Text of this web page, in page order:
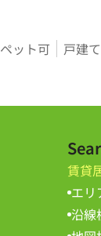
ペット可 戸建
賃貸
エリ
沿線